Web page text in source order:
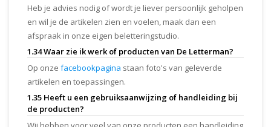
Heb je advies nodig of wordt je liever persoonlijk geholpen
en wil je de artikelen zien en voelen, maak dan een
afspraak in onze eigen beletteringstudio.
1.34 Waar zie ik werk of producten van De Letterman?
Op onze facebookpagina staan foto's van geleverde
artikelen en toepassingen.
1.35 Heeft u een gebruiksaanwijzing of handleiding bij
de producten?